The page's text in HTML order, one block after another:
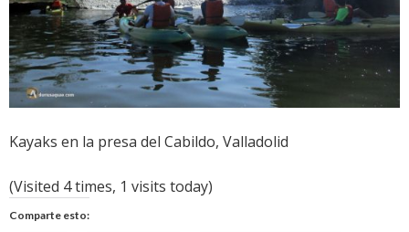
Kayaks en la presa del Cabildo, Valladolid
(Visited 4 times, 1 visits today)
Comparte esto: